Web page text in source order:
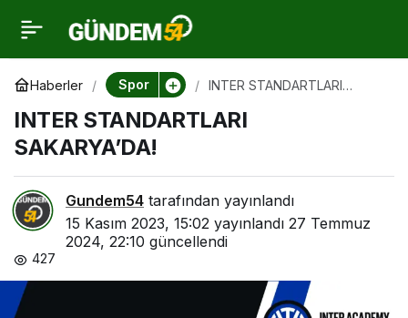
Haberler Spor
INTER STANDARTLARI
INTER STANDARTLARI
SAKARYA’DA!
Gundem54 tarafından yayınlandı
15 Kasım 2023, 15:02 yayınlandı 27 Temmuz
2024, 22:10 güncellendi
427
INTER STANDARTLARI
SAKARYA’DA!